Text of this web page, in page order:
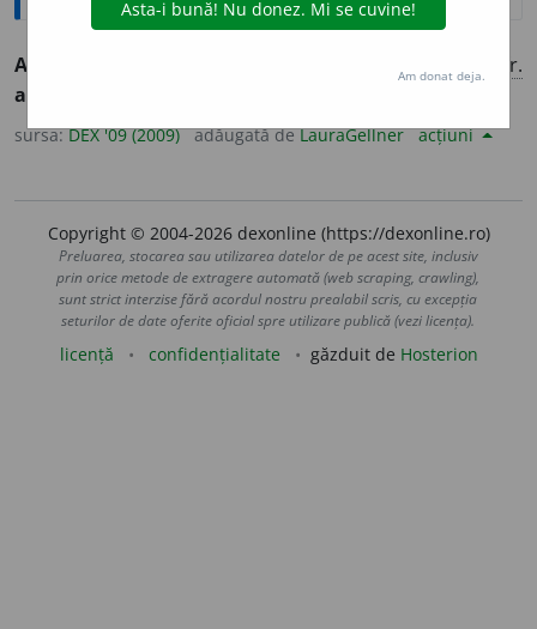
APRIORIT
fr.
apriorité.
sursa:DEX '09 (2009) adăugată deLauraGellner acțiuni
Copyright © 2004-2026 dexonline (https://dexonline.ro)
Preluarea, stocarea sau utilizarea datelor de pe acest site, inclusiv
prin orice metode de extragere automată (web scraping, crawling),
sunt strict interzise fără acordul nostru prealabil scris, cu excepția
seturilor de date oferite oficial spre utilizare publică (vezi licența).
licență confidențialitate găzduit de Hosterion
Am donat deja.